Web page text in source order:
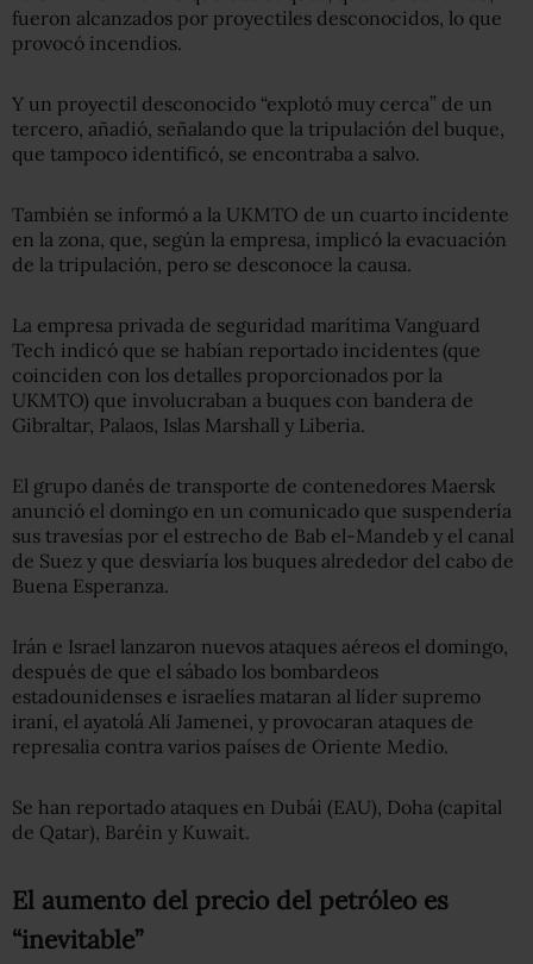
fueron alcanzados por proyectiles desconocidos, lo que
provocó incendios.
Y un proyectil desconocido “explotó muy cerca” de un
tercero, añadió, señalando que la tripulación del buque,
que tampoco identificó, se encontraba a salvo.
También se informó a la UKMTO de un cuarto incidente
en la zona, que, según la empresa, implicó la evacuación
de la tripulación, pero se desconoce la causa.
La empresa privada de seguridad marítima Vanguard
Tech indicó que se habían reportado incidentes (que
coinciden con los detalles proporcionados por la
UKMTO) que involucraban a buques con bandera de
Gibraltar, Palaos, Islas Marshall y Liberia.
El grupo danés de transporte de contenedores Maersk
anunció el domingo en un comunicado que suspendería
sus travesías por el estrecho de Bab el-Mandeb y el canal
de Suez y que desviaría los buques alrededor del cabo de
Buena Esperanza.
Irán e Israel lanzaron nuevos ataques aéreos el domingo,
después de que el sábado los bombardeos
estadounidenses e israelíes mataran al líder supremo
iraní, el ayatolá Alí Jamenei, y provocaran ataques de
represalia contra varios países de Oriente Medio.
Se han reportado ataques en Dubái (EAU), Doha (capital
de Qatar), Baréin y Kuwait.
El aumento del precio del petróleo es
“inevitable”